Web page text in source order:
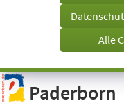
Visuelle
Assistenzsoftware
öffnen.
Alle
Paderborn